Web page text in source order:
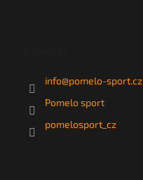
info@pomelo-sport.cz
Pomelo sport
pomelosport_cz